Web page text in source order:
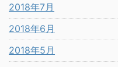
2018年7月
2018年6月
2018年5月